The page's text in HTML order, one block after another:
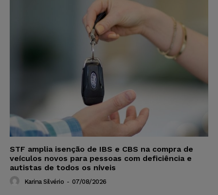
STF amplia isenção de IBS e CBS na compra de
veículos novos para pessoas com deficiência e
autistas de todos os níveis
Karina Silvério - 07/08/2026